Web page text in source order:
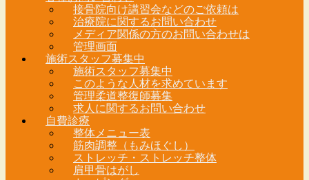
接骨院向け講習会などのご依頼は
治療院に関するお問い合わせ
メディア関係の方のお問い合わせは
管理画面
施術スタッフ募集中
施術スタッフ募集中
このような人材を求めています
管理柔道整復師募集
求人に関するお問い合わせ
自費診療
整体メニュー表
筋肉調整（もみほぐし）
ストレッチ・ストレッチ整体
肩甲骨はがし